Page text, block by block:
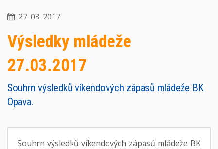
27. 03. 2017
Výsledky mládeže
27.03.2017
Souhrn výsledků víkendových zápasů mládeže BK
Opava.
Souhrn výsledků víkendových zápasů mládeže BK